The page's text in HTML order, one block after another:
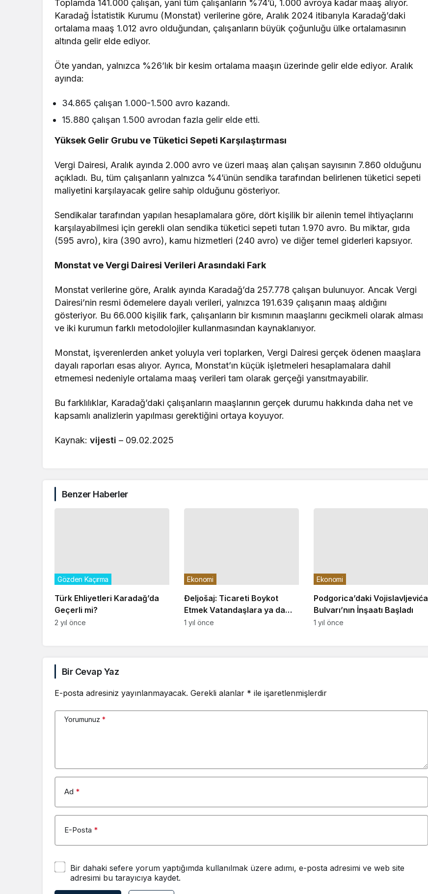
Toplamda 141.000 çalışan, yani tüm çalışanların %74’ü, 1.000 avroya kadar maaş alıyor.
Karadağ İstatistik Kurumu (Monstat) verilerine göre, Aralık 2024 itibarıyla Karadağ’daki
ortalama maaş 1.012 avro olduğundan, çalışanların büyük çoğunluğu ülke ortalamasının
altında gelir elde ediyor.
Öte yandan, yalnızca %26’lık bir kesim ortalama maaşın üzerinde gelir elde ediyor. Aralık
ayında:
34.865 çalışan 1.000-1.500 avro kazandı.
15.880 çalışan 1.500 avrodan fazla gelir elde etti.
Yüksek Gelir Grubu ve Tüketici Sepeti Karşılaştırması
Vergi Dairesi, Aralık ayında 2.000 avro ve üzeri maaş alan çalışan sayısının 7.860 olduğunu
açıkladı. Bu, tüm çalışanların yalnızca %4’ünün sendika tarafından belirlenen tüketici sepeti
maliyetini karşılayacak gelire sahip olduğunu gösteriyor.
Sendikalar tarafından yapılan hesaplamalara göre, dört kişilik bir ailenin temel ihtiyaçlarını
karşılayabilmesi için gerekli olan sendika tüketici sepeti tutarı 1.970 avro. Bu miktar, gıda
(595 avro), kira (390 avro), kamu hizmetleri (240 avro) ve diğer temel giderleri kapsıyor.
Monstat ve Vergi Dairesi Verileri Arasındaki Fark
Monstat verilerine göre, Aralık ayında Karadağ’da 257.778 çalışan bulunuyor. Ancak Vergi
Dairesi’nin resmi ödemelere dayalı verileri, yalnızca 191.639 çalışanın maaş aldığını
gösteriyor. Bu 66.000 kişilik fark, çalışanların bir kısmının maaşlarını gecikmeli olarak alması
ve iki kurumun farklı metodolojiler kullanmasından kaynaklanıyor.
Monstat, işverenlerden anket yoluyla veri toplarken, Vergi Dairesi gerçek ödenen maaşlara
dayalı raporları esas alıyor. Ayrıca, Monstat’ın küçük işletmeleri hesaplamalara dahil
etmemesi nedeniyle ortalama maaş verileri tam olarak gerçeği yansıtmayabilir.
Bu farklılıklar, Karadağ’daki çalışanların maaşlarının gerçek durumu hakkında daha net ve
kapsamlı analizlerin yapılması gerektiğini ortaya koyuyor.
Kaynak:vijesti – 09.02.2025
Benzer Haberler
Türk Ehliyetleri Karadağ’da
Geçerli mi?
Gözden Kaçırma
2 yıl önce
Đeljošaj: Ticareti Boykot
Etmek Vatandaşlara ya da
Ekonomiye Fayda Sağlamaz
Ekonomi
1 yıl önce
Podgorica’daki Vojislavljevića
Bulvarı’nın İnşaatı Başladı
Ekonomi
1 yıl önce
Bir Cevap Yaz
E-posta adresiniz yayınlanmayacak. Gerekli alanlar * ile işaretlenmişlerdir
Yorumunuz *
Ad *
E-Posta *
Bir dahaki sefere yorum yaptığımda kullanılmak üzere adımı, e-posta adresimi ve web site
adresimi bu tarayıcıya kaydet.